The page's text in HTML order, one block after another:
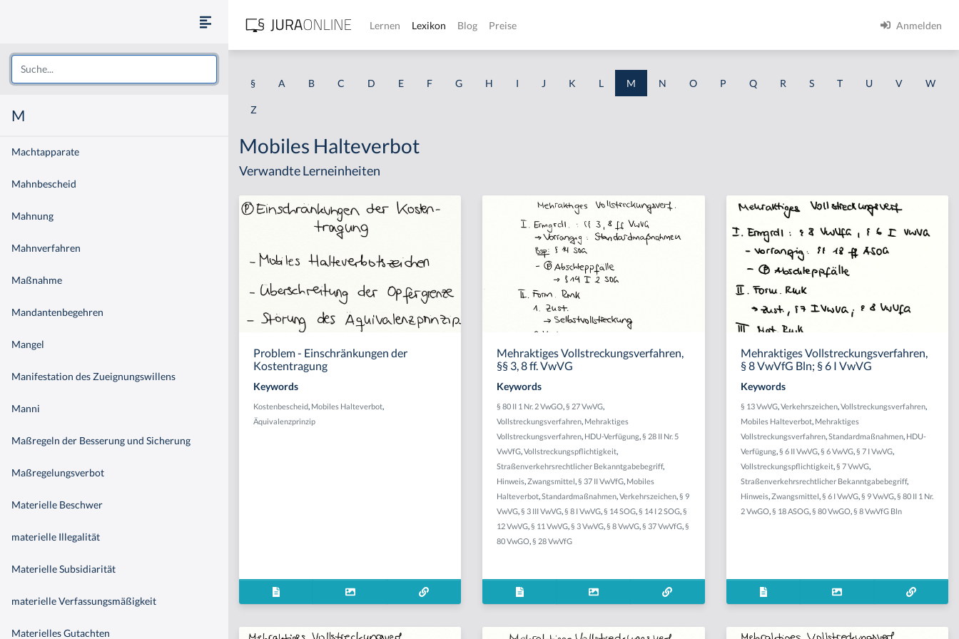
M
Machtapparate
Mahnbescheid
Mahnung
Mahnverfahren
Maßnahme
Mandantenbegehren
Mangel
Manifestation des Zueignungswillens
Manni
Maßregeln der Besserung und Sicherung
Maßregelungsverbot
Materielle Beschwer
materielle Illegalität
Materielle Subsidiarität
materielle Verfassungsmäßigkeit
Materielles Gutachten
Lernen Lexikon Blog Preise Anmelden
§ A B C D E F G H I J K L M N O P Q R S T U V W
Z
Mobiles Halteverbot
Verwandte Lerneinheiten
Problem - Einschränkungen der
Kostentragung
Keywords
Kostenbescheid, Mobiles Halteverbot,
Äquivalenzprinzip
Mehraktiges Vollstreckungsverfahren,
§§ 3, 8 ff. VwVG
Keywords
§ 80 II 1 Nr. 2 VwGO,§ 27 VwVG,
Vollstreckungsverfahren, Mehraktiges
Vollstreckungsverfahren, HDU-Verfügung,§ 28 II Nr. 5
VwVfG,Vollstreckungspflichtigkeit,
Straßenverkehrsrechtlicher Bekanntgabebegriff,
Hinweis,Zwangsmittel,§ 37 II VwVfG, Mobiles
Halteverbot,Standardmaßnahmen,Verkehrszeichen,§ 9
VwVG,§ 3 III VwVG,§ 8 I VwVG,§ 14 SOG,§ 14 I 2 SOG,§
12 VwVG,§ 11 VwVG,§ 3 VwVG,§ 8 VwVG,§ 37 VwVfG,§
80 VwGO,§ 28 VwVfG
Mehraktiges Vollstreckungsverfahren,
§ 8 VwVfG Bln; § 6 I VwVG
Keywords
§ 13 VwVG,Verkehrszeichen,Vollstreckungsverfahren,
Mobiles Halteverbot, Mehraktiges
Vollstreckungsverfahren,Standardmaßnahmen, HDU-
Verfügung,§ 6 II VwVG,§ 6 VwVG,§ 7 I VwVG,
Vollstreckungspflichtigkeit,§ 7 VwVG,
Straßenverkehrsrechtlicher Bekanntgabebegriff,
Hinweis,Zwangsmittel,§ 6 I VwVG,§ 9 VwVG,§ 80 II 1 Nr.
2 VwGO,§ 18 ASOG,§ 80 VwGO,§ 8 VwVfG Bln